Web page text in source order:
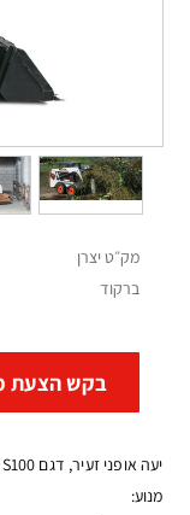
מק״ט יצרן
ברקוד
בקש הצעת
יעה אופני זעיר, דגם S100 , מתוצרת בובקט
מנוע: